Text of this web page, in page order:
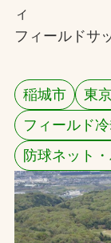
会社概要
お問合
お取引先
プライバシーポ
ィ
フィールドサ
稲城市 東
フィールド
防球ネット